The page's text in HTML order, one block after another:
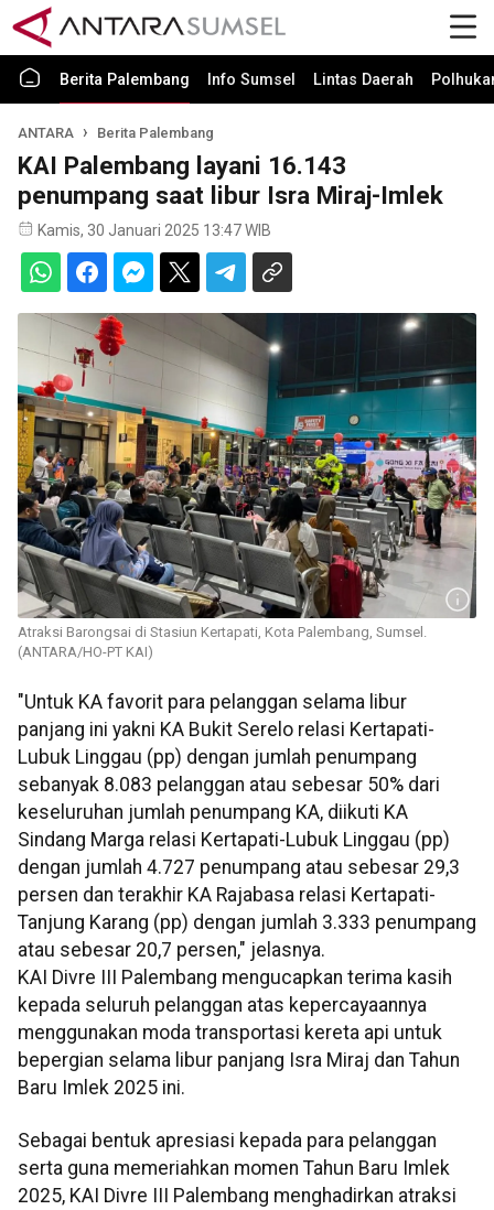
Berita Palembang Info Sumsel Lintas Daerah
ANTARA Berita Palembang
KAI Palembang layani 16.143
penumpang saat libur Isra Miraj-Imlek
Kamis, 30 Januari 2025 13:47 WIB
Atraksi Barongsai di Stasiun Kertapati, Kota Palembang, Sumsel.
(ANTARA/HO-PT KAI)
"Untuk KA favorit para pelanggan selama libur
panjang ini yakni KA Bukit Serelo relasi Kertapati-
Lubuk Linggau (pp) dengan jumlah penumpang
sebanyak 8.083 pelanggan atau sebesar 50% dari
keseluruhan jumlah penumpang KA, diikuti KA
Sindang Marga relasi Kertapati-Lubuk Linggau (pp)
dengan jumlah 4.727 penumpang atau sebesar 29,3
persen dan terakhir KA Rajabasa relasi Kertapati-
Tanjung Karang (pp) dengan jumlah 3.333 penumpang
atau sebesar 20,7 persen," jelasnya.
KAI Divre III Palembang mengucapkan terima kasih
kepada seluruh pelanggan atas kepercayaannya
menggunakan moda transportasi kereta api untuk
bepergian selama libur panjang Isra Miraj dan Tahun
Baru Imlek 2025 ini.
Sebagai bentuk apresiasi kepada para pelanggan
serta guna memeriahkan momen Tahun Baru Imlek
2025, KAI Divre III Palembang menghadirkan atraksi